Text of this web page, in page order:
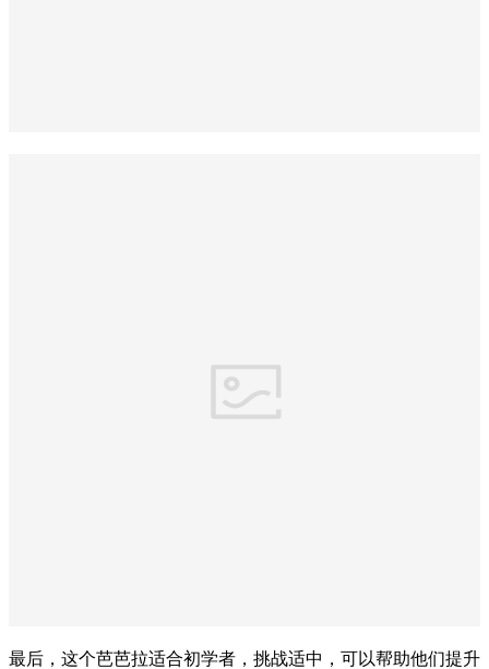
最后，这个芭芭拉适合初学者，挑战适中，可以帮助他们提升